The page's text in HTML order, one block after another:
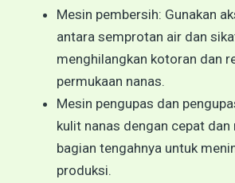
Mesin pembersih: Gunakan
antara semprotan air dan
menghilangkan kotoran dan
permukaan nanas.
Mesin pengupas dan
kulit nanas dengan cepat dan
bagian tengahnya untuk
produksi.